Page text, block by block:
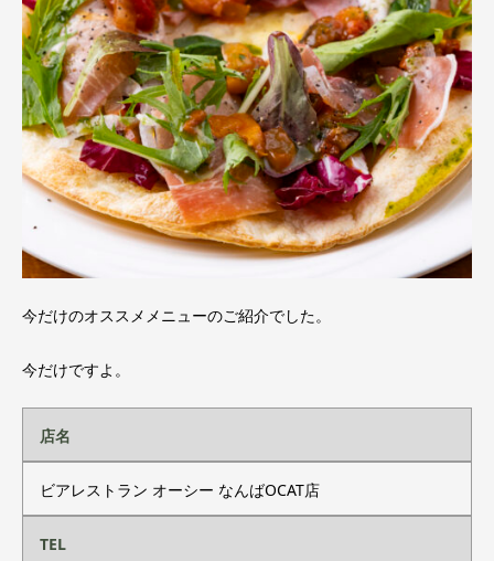
今だけのオススメメニューのご紹介でした。
今だけですよ。
店名
ビアレストラン オーシー なんばOCAT店
TEL